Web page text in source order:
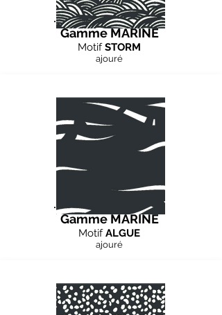
Gamme MARINE
MotifSTORM
ajouré
Gamme MARINE
MotifALGUE
ajouré